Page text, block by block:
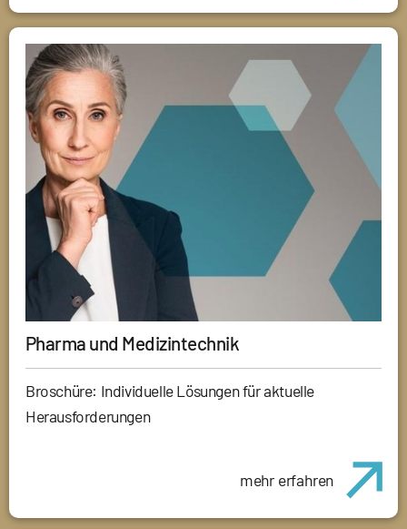
Pharma und Medizintechnik
Broschüre: Individuelle Lösungen für aktuelle
Herausforderungen
mehr erfahren